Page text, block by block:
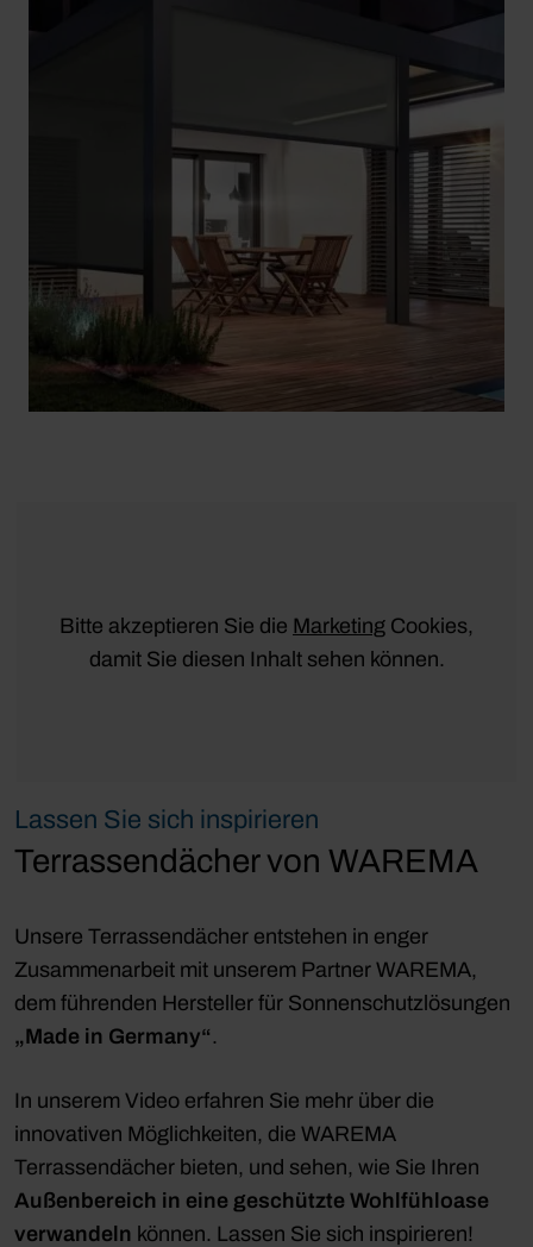
Bitte akzeptieren Sie die Marketing Cookies,
damit Sie diesen Inhalt sehen können.
Lassen Sie sich inspirieren
Terrassendächer von WAREMA
Unsere Terrassendächer entstehen in enger
Zusammenarbeit mit unserem Partner WAREMA,
dem führenden Hersteller für Sonnenschutzlösungen
„Made in Germany“ .
In unserem Video erfahren Sie mehr über die
innovativen Möglichkeiten, die WAREMA
Terrassendächer bieten, und sehen, wie Sie Ihren
Außenbereich in eine geschützte Wohlfühloase
verwandeln können. Lassen Sie sich inspirieren!